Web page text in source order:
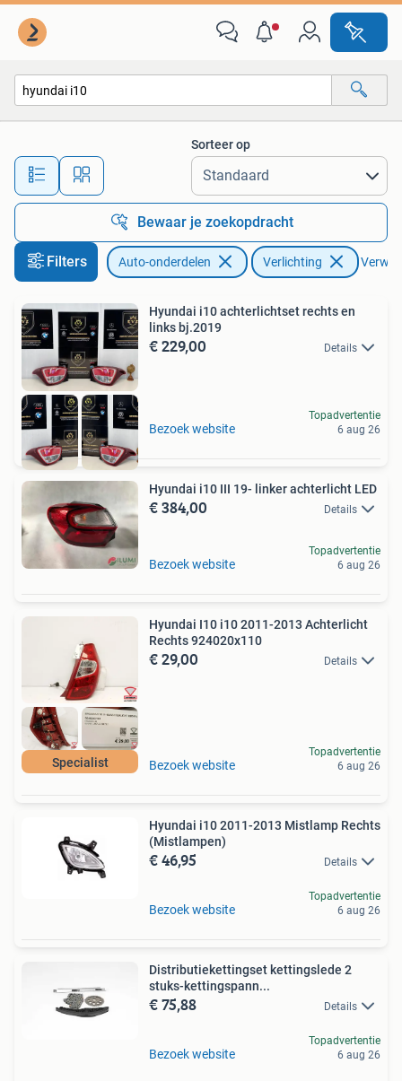
Alle afstanden…
Sorteer op
Bewaar je zoekopdracht
Filters Auto-onderdelen Verlichting
Hyundai i10 achterlichtset rechts en
links bj.2019
€ 229,00 Details
Bezoek website
Topadvertentie
6 aug 26
Hyundai i10 III 19- linker achterlicht LED
€ 384,00 Details
Bezoek website
Topadvertentie
6 aug 26
Specialist
Hyundai I10 i10 2011-2013 Achterlicht
Rechts 924020x110
€ 29,00 Details
Bezoek website
Topadvertentie
6 aug 26
Hyundai i10 2011-2013 Mistlamp Rechts
(Mistlampen)
€ 46,95 Details
Bezoek website
Topadvertentie
6 aug 26
Distributiekettingset kettingslede 2
stuks-kettingspann...
€ 75,88 Details
Bezoek website
Topadvertentie
6 aug 26